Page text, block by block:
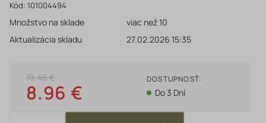
Kód: 101004494
Množstvo na sklade
viac než 10
Aktualizácia skladu
27.02.2026 15:35
10.45 €
8.96 €
DOSTUPNOSŤ:
Do 3 Dní